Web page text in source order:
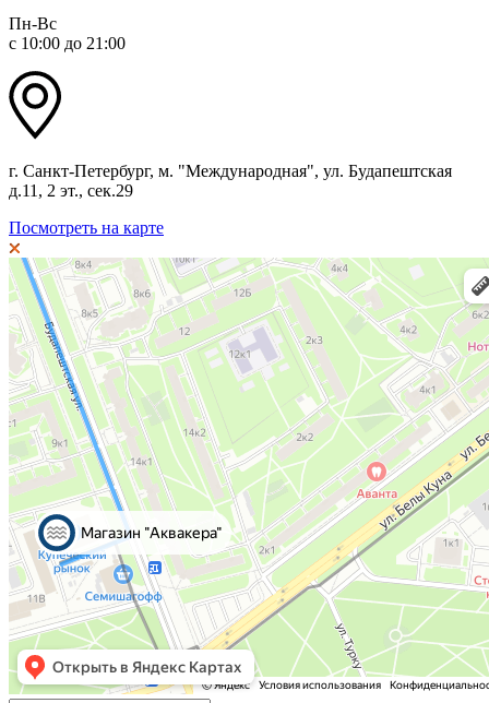
Пн-Вс
с 10:00 до 21:00
г. Санкт-Петербург, м. "Международная", ул. Будапештская
д.11, 2 эт., сек.29
Посмотреть на карте